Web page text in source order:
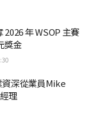
年 WSOP 主賽
獎金
深從業員Mike
理